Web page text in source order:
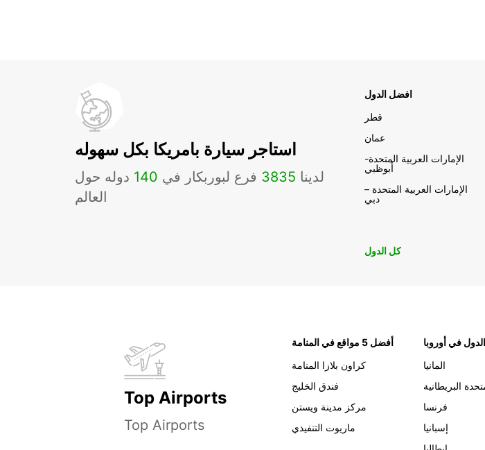
استاجر سيارة بامريكا بكل سهوله
لدينا 3835 فرع لبوربكار في 140 دوله حول
العالم
افضل الدول
قطر
عمان
الإمارات العربية المتحدة-
أبوظبي
الإمارات العربية المتحدة –
دبي
كل الدول
Top Airports
Top Airports
أفضل 5 مواقع في المنامة
كراون بلازا المنامة
فندق الخليج
مركز مدينة ويستن
ماريوت التنفيذي
في أوروبا
المانيا
البريطانية
فرنسا
إسبانيا